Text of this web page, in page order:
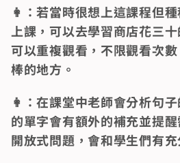
👩：若當時很想上這課程但
上課，可以去學習商店花三
可以重複觀看，不限觀看次
棒的地方。
👩：在課堂中老師會分析句
的單字會有額外的補充並提
開放式問題，會和學生們有